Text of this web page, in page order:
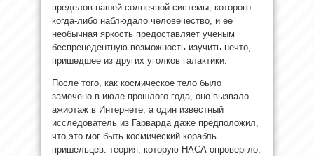
пределов нашей солнечной системы, которого
когда-либо наблюдало человечество, и ее
необычная яркость предоставляет ученым
беспрецедентную возможность изучить нечто,
пришедшее из других уголков галактики.
После того, как космическое тело было
замечено в июле прошлого года, оно вызвало
ажиотаж в Интернете, а один известный
исследователь из Гарварда даже предположил,
что это мог быть космический корабль
пришельцев: теория, которую НАСА опровергло,